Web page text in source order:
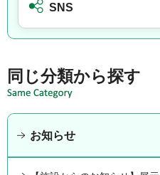
SNS
同じ分類から探す
お知らせ